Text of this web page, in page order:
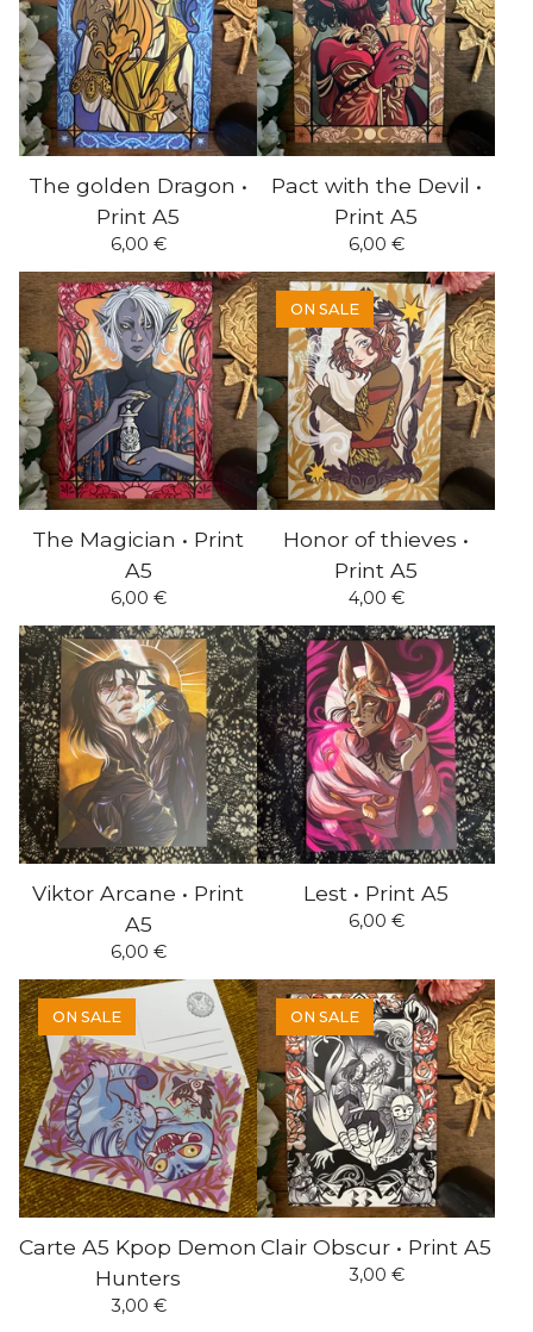
The golden Dragon •
Print A5
6,00 €
Pact with the Devil •
Print A5
6,00 €
The Magician • Print
A5
6,00 €
ON SALE
Honor of thieves •
Print A5
4,00 €
Viktor Arcane • Print
A5
6,00 €
Lest • Print A5
6,00 €
ON SALE
Carte A5 Kpop Demon
Hunters
3,00 €
ON SALE
Clair Obscur • Print A5
3,00 €